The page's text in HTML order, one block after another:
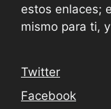
estos enlaces;
mismo para ti,
Twitter
Facebook